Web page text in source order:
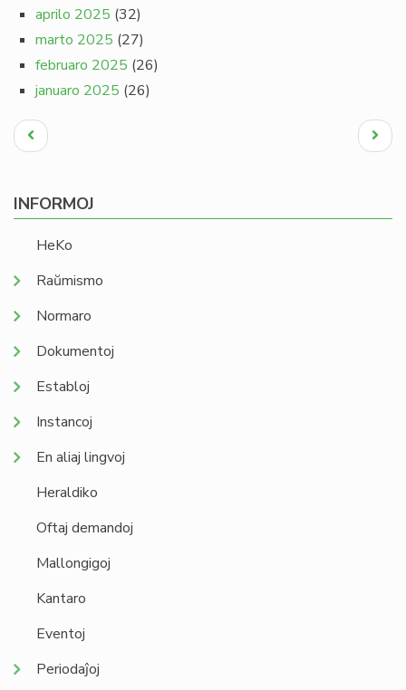
aprilo 2025 (32)
marto 2025 (27)
februaro 2025 (26)
januaro 2025 (26)
Pagination
Antaŭa
paĝo
Next
page
INFORMOJ
HeKo
Raŭmismo
Normaro
Dokumentoj
Establoj
Instancoj
En aliaj lingvoj
Heraldiko
Oftaj demandoj
Mallongigoj
Kantaro
Eventoj
Periodaĵoj